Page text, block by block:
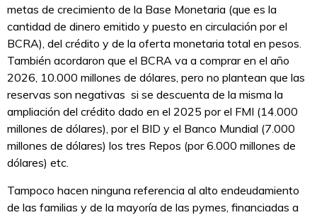
metas de crecimiento de la Base Monetaria (que es la
cantidad de dinero emitido y puesto en circulación por el
BCRA), del crédito y de la oferta monetaria total en pesos.
También acordaron que el BCRA va a comprar en el año
2026, 10.000 millones de dólares, pero no plantean que las
reservas son negativas si se descuenta de la misma la
ampliación del crédito dado en el 2025 por el FMI (14.000
millones de dólares), por el BID y el Banco Mundial (7.000
millones de dólares) los tres Repos (por 6.000 millones de
dólares) etc.
Tampoco hacen ninguna referencia al alto endeudamiento
de las familias y de la mayoría de las pymes, financiadas a